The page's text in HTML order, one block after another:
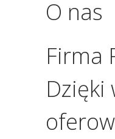
O nas
Firma
Dzięki